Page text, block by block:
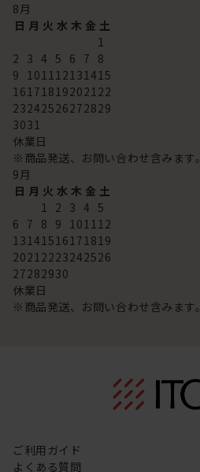
8月
日 月 火 水 木 金 土
1
2 3 4 5 6 7 8
9 101112131415
16171819202122
23242526272829
3031
休業日
※商品発送、お問い合わせ含みます。
9月
日 月 火 水 木 金 土
1 2 3 4 5
6 7 8 9 101112
13141516171819
20212223242526
27282930
休業日
※商品発送、お問い合わせ含みます。
ご利用ガイド
よくある質問